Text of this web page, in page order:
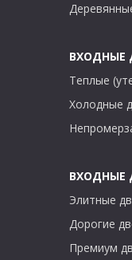
ВХОДНЫЕ
Теплые
Холодные
ВХОДНЫЕ
Элитные
Дорогие
Премиум